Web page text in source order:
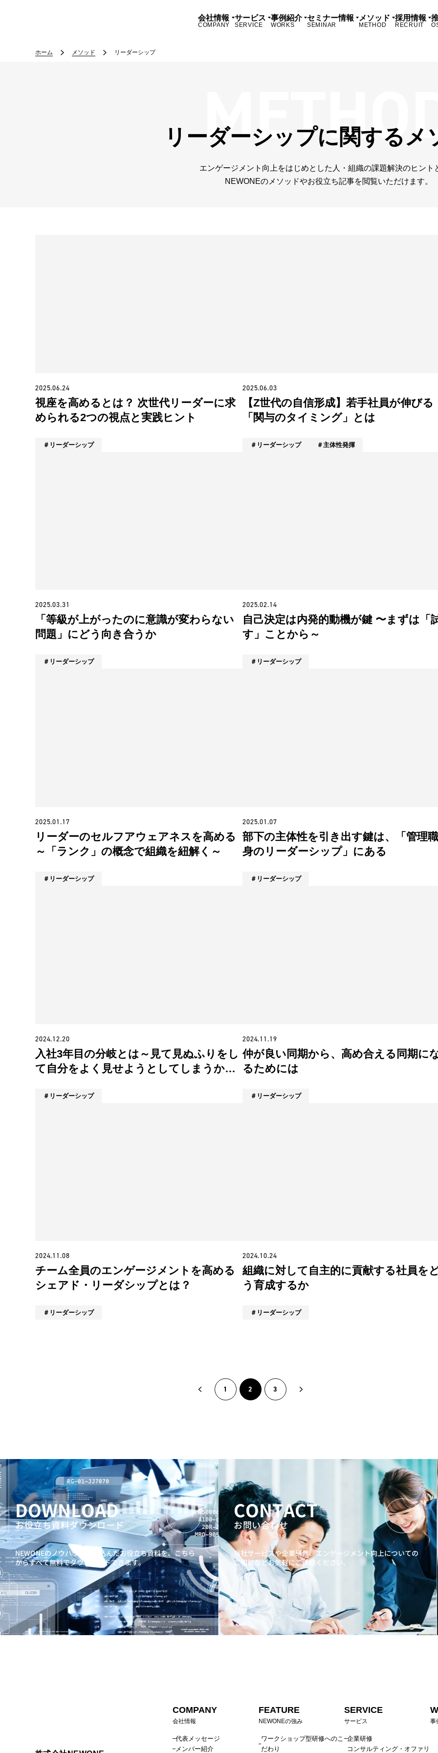
会社情報
COMPANY
サービス
SERVICE
事例紹介
WORKS
セミナー情報
SEMINAR
メソッド
METHOD
採用情報
RECRUIT
ホーム メソッド リーダーシップ
リーダーシップに関するメ
エンゲージメント向上をはじめとした人・組織の課題解決のヒント
NEWONEのメソッドやお役立ち記事を閲覧いただけます。
2025.06.24
視座を高めるとは？ 次世代リーダーに求
められる2つの視点と実践ヒント
リーダーシップ
2025.06.03
【Z世代の自信形成】若手社員が伸びる
「関与のタイミング」とは
リーダーシップ 主体性発揮
2025.03.31
「等級が上がったのに意識が変わらない
問題」にどう向き合うか
リーダーシップ
2025.02.14
自己決定は内発的動機が鍵 〜まずは「
す」ことから～
リーダーシップ
2025.01.17
リーダーのセルフアウェアネスを高める
～「ランク」の概念で組織を紐解く～
リーダーシップ
2025.01.07
部下の主体性を引き出す鍵は、「管理
身のリーダーシップ」にある
リーダーシップ
2024.12.20
入社3年目の分岐とは～見て見ぬふりをし
て自分をよく見せようとしてしまうか
リーダーシップ
2024.11.19
仲が良い同期から、高め合える同期に
るためには
リーダーシップ
2024.11.08
チーム全員のエンゲージメントを高める
シェアド・リーダシップとは？
リーダーシップ
2024.10.24
組織に対して自主的に貢献する社員を
う育成するか
リーダーシップ
1 2 3
DOWNLOAD
お役立ち資料ダウンロード
NEWONEのノウハウを詰め込んだお役立ち資料を、 こちら
からすべて無料でダウンロードできます。
CONTACT
お問い合わせ
当社サービスや企業研修、エンゲージメント向上についての
ご相談などお気軽にご連絡ください。
COMPANY
会社情報
代表メッセージ
メンバー紹介
FEATURE
NEWONEの強み
ワークショップ型研修へのこ
だわり
SERVICE
サービス
企業研修
コンサルティング・オファリ
事